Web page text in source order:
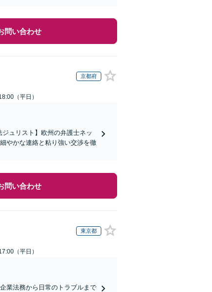
問い合わせ
京都府
（平日）
ュリスト】欧州の弁護士ネッ
やかな連絡と粘り強い交渉を徹
問い合わせ
東京都
（平日）
業法務から日常のトラブルまで